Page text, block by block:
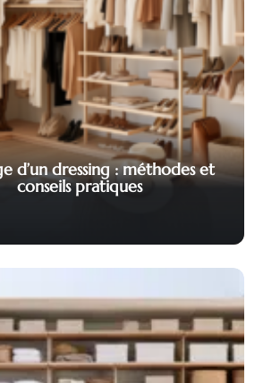
d’un dressing : méthodes et
conseils pratiques